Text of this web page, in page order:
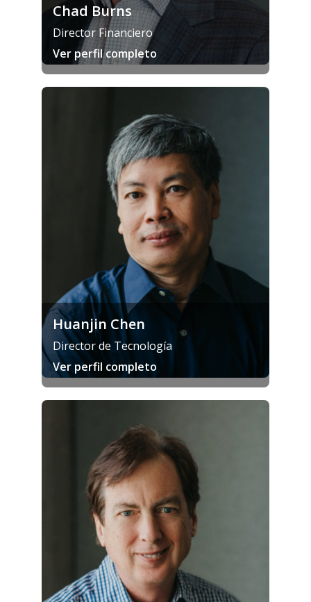
Chad Burns
Director Financiero
Ver perfil completo
Huanjin Chen
Director de Tecnología
Ver perfil completo